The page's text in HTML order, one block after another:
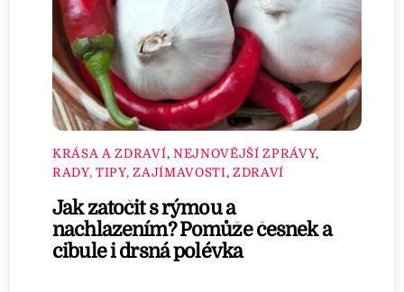
KRÁSA A ZDRAVÍ, NEJNOVĚJŠÍ ZPRÁVY,
RADY, TIPY, ZAJÍMAVOSTI, ZDRAVÍ
Jak zatočit s rýmou a
nachlazením? Pomůže česnek a
cibule i drsná polévka